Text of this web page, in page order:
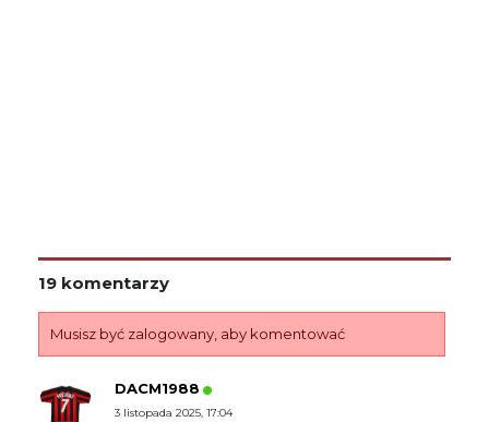
19 komentarzy
Musisz być zalogowany, aby komentować
DACM1988
3 listopada 2025, 17:04